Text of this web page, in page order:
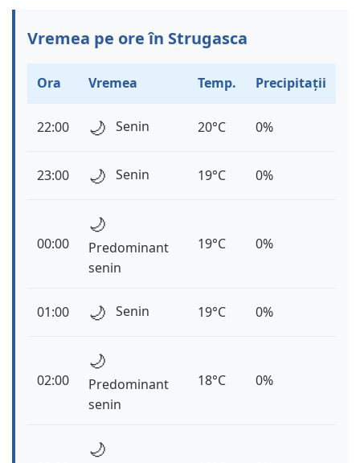
Vremea pe ore în Strugasca
Ora Vremea Temp. Precipitații
22:00 🌙 Senin 20°C 0%
23:00 🌙 Senin 19°C 0%
00:00
🌙
Predominant
senin
19°C 0%
01:00 🌙 Senin 19°C 0%
02:00
🌙
Predominant
senin
18°C 0%
🌙